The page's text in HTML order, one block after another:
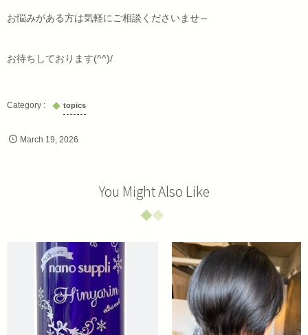
お悩みがある方は気軽にご相談くださいませ～
お待ちしております(^^)/
topics
March 19 ,2026
You Might Also Like